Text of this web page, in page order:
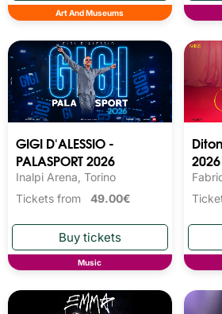
Art And Museums
GIGI D'ALESSIO -
PALASPORT 2026
Inalpi Arena, Torino
Tickets from 49.00€
Music
2026